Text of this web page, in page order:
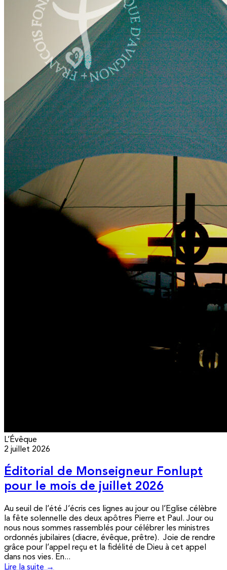
L’Évêque
2 juillet 2026
Éditorial de Monseigneur Fonlupt
pour le mois de juillet 2026
Au seuil de l’été J’écris ces lignes au jour ou l’Eglise célèbre
la fête solennelle des deux apôtres Pierre et Paul. Jour ou
nous nous sommes rassemblés pour célébrer les ministres
ordonnés jubilaires (diacre, évêque, prêtre). Joie de rendre
grâce pour l’appel reçu et la fidélité de Dieu à cet appel
dans nos vies. En...
Lire la suite →